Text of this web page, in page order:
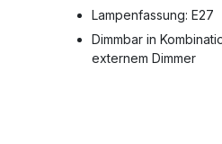
Lampenfassung: E27
Dimmbar in
externem Dimmer